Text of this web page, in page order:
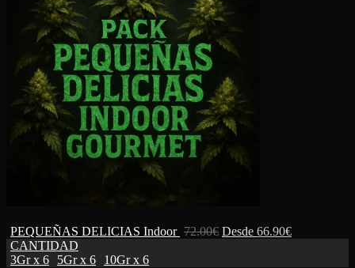
PEQUEÑAS DELICIAS Indoor 72.00€ Desde 66.90€
CANTIDAD
3Gr x 6
5Gr x 6 10Gr x 6